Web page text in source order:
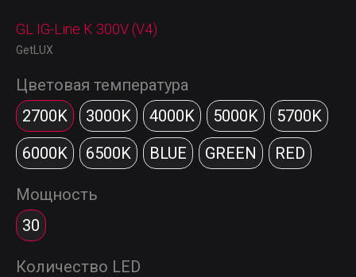
GL IG-Line K 300V (V4)
GetLUX
Цветовая температура
2700K
3000K 4000K 5000K
5700K
6000K
6500K BLUE GREEN RED
Мощность
30
Количество LED